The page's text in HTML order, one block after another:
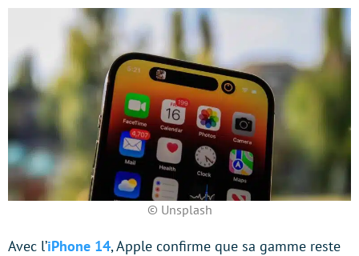
© Unsplash
Avec l’iPhone 14, Apple confirme que sa gamme reste